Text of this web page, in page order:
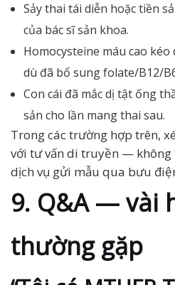
Sảy thai tái diễn hoặc tiền
của bác sĩ sản khoa.
Homocysteine máu cao
dù đã bổ sung folate/B12/
Con cái đã mắc dị tật ống
sản cho lần mang thai sau.
Trong các trường hợp trên,
với tư vấn di truyền —
dịch vụ gửi mẫu qua bưu
9. Q&A — vài
thường gặp